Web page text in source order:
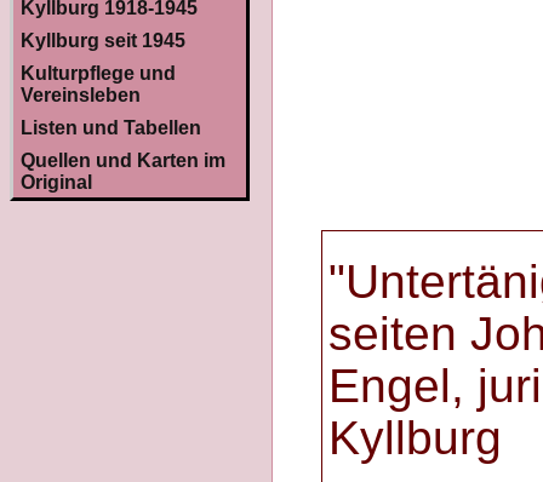
Kyllburg 1918-1945
Kyllburg seit 1945
Kulturpflege und
Vereinsleben
Listen und Tabellen
Quellen und Karten im
Original
seiten
Engel,
Kyllburg